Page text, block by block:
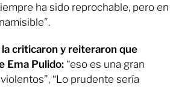
ha sido reprochable, pero en
la criticaron y reiteraron que
Ema Pulido: “eso es una gran
“Lo prudente sería